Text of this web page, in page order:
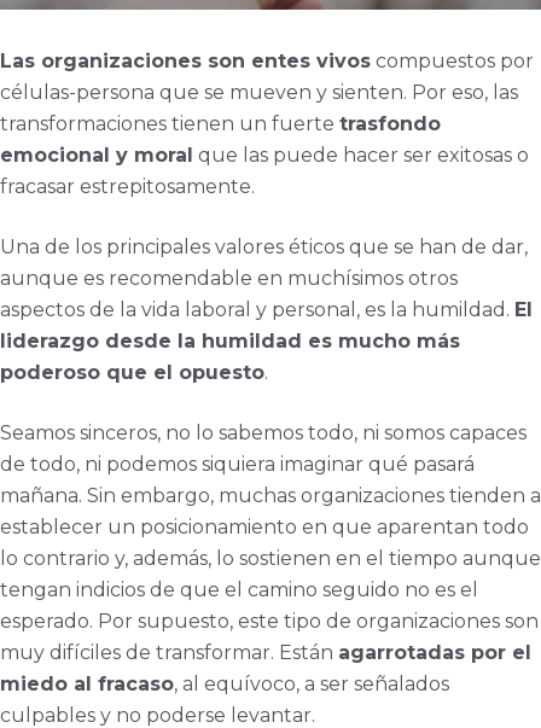
Las organizaciones son entes vivos compuestos por
células-persona que se mueven y sienten. Por eso, las
transformaciones tienen un fuerte trasfondo
emocional y moral que las puede hacer ser exitosas o
fracasar estrepitosamente.
Una de los principales valores éticos que se han de dar,
aunque es recomendable en muchísimos otros
aspectos de la vida laboral y personal, es la humildad. El
liderazgo desde la humildad es mucho más
poderoso que el opuesto.
Seamos sinceros, no lo sabemos todo, ni somos capaces
de todo, ni podemos siquiera imaginar qué pasará
mañana. Sin embargo, muchas organizaciones tienden a
establecer un posicionamiento en que aparentan todo
lo contrario y, además, lo sostienen en el tiempo aunque
tengan indicios de que el camino seguido no es el
esperado. Por supuesto, este tipo de organizaciones son
muy difíciles de transformar. Están agarrotadas por el
miedo al fracaso, al equívoco, a ser señalados
culpables y no poderse levantar.